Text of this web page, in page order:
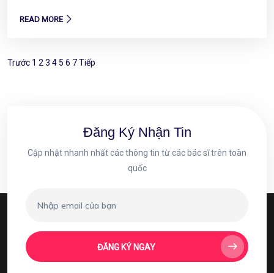
READ MORE
Trước 1 23 45 6 7Tiếp
Đăng Ký Nhận Tin
Cập nhật nhanh nhất các thông tin từ các bác sĩ trên toàn
quốc
ĐĂNG KÝ NGAY